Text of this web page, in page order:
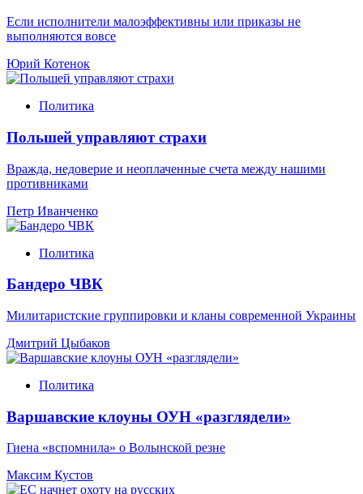
Если исполнители малоэффективны или приказы не
выполняются вовсе
Юрий Котенок
Политика
Польшей управляют страхи
Вражда, недоверие и неоплаченные счета между нашими
противниками
Петр Иванченко
Политика
Бандеро ЧВК
Милитаристские группировки и кланы современной Украины
Дмитрий Цыбаков
Политика
Варшавские клоуны ОУН «разглядели»
Гиена «вспомнила» о Волынской резне
Максим Кустов